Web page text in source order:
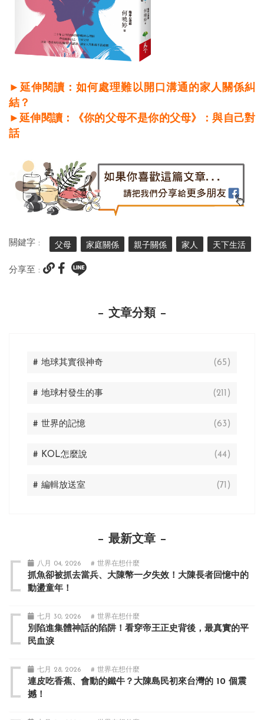
►延伸閱讀：如何處理難以開口溝通的家人關係糾
結？
►延伸閱讀：《你的父母不是你的父母》：與自己對
話
關鍵字 : 父母 家庭關係 親子關係 家人 天下生活
分享至 :
文章分類
# 地球其實很神奇 (65)
# 地球村發生的事 (211)
# 世界的記憶 (63)
# KOL怎麼說 (44)
# 編輯放送室 (71)
最新文章
八月 04, 2026 # 世界在想什麼
抓魚卻被抓去當兵、大陳幣一夕失效！大陳長者回憶中的
動盪童年！
七月 30, 2026 # 世界在想什麼
別陷進集體神話的陷阱！看穿帝王正史背後，最真實的平
民血淚
七月 28, 2026 # 世界在想什麼
連皮吃香蕉、會動的鐵牛？大陳島民初來台灣的 10 個震
撼！